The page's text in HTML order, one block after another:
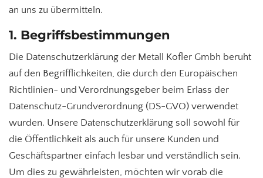
an uns zu übermitteln.
1. Begriffsbestimmungen
Die Datenschutzerklärung der Metall Kofler Gmbh beruht
auf den Begrifflichkeiten, die durch den Europäischen
Richtlinien- und Verordnungsgeber beim Erlass der
Datenschutz-Grundverordnung (DS-GVO) verwendet
wurden. Unsere Datenschutzerklärung soll sowohl für
die Öffentlichkeit als auch für unsere Kunden und
Geschäftspartner einfach lesbar und verständlich sein.
Um dies zu gewährleisten, möchten wir vorab die